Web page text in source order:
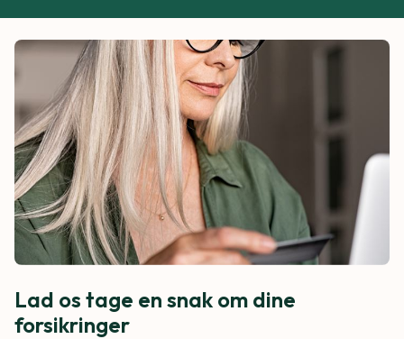
Lad os tage en snak om dine
forsikringer